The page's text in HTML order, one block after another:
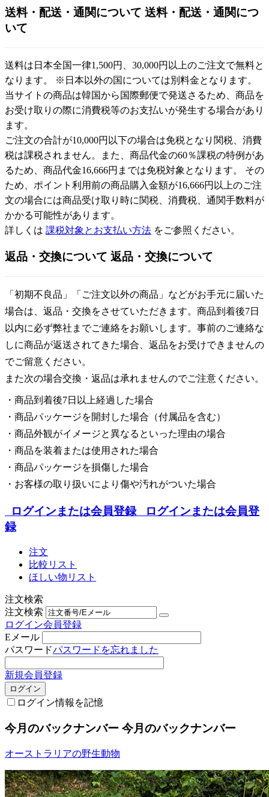
送料・配送・通関について 送料・配送・通関につ
いて
送料は日本全国一律1,500円、30,000円以上のご注文で無料と
なります。 ※日本以外の国については別料金となります。
当サイトの商品は韓国から国際郵便で発送さるため、商品を
お受け取りの際に消費税等のお支払いが発生する場合があり
ます。
ご注文の合計が10,000円以下の場合は免税となり関税、消費
税は課税されません。また、商品代金の60％課税の特例があ
るため、商品代金16,666円までは免税対象となります。 その
ため、ポイント利用前の商品購入金額が16,666円以上のご注
文の場合には商品受け取り時に関税、消費税、通関手数料が
かかる可能性があります。
詳しくは 課税対象とお支払い方法 をご参照ください。
返品・交換について 返品・交換について
「初期不良品」「ご注文以外の商品」などがお手元に届いた
場合は、返品・交換をさせていただきます。商品到着後7日
以内に必ず弊社までご連絡をお願いします。事前のご連絡な
しに商品が返送されてきた場合、返品をお受けできませんの
でご留意ください。
また次の場合交換・返品は承れませんのでご注意ください。
・商品到着後7日以上経過した場合
・商品パッケージを開封した場合（付属品を含む）
・商品外観がイメージと異なるといった理由の場合
・商品を装着または使用された場合
・商品パッケージを損傷した場合
・お客様の取り扱いにより傷や汚れがついた場合
ログインまたは会員登録
ログインまたは会員登
録
注文
比較リスト
ほしい物リスト
注文検索
注文検索
ログイン会員登録
Eメール
パスワードパスワードを忘れました
新規会員登録
ログイン
ログイン情報を記憶
今月のバックナンバー 今月のバックナンバー
オーストラリアの野生動物